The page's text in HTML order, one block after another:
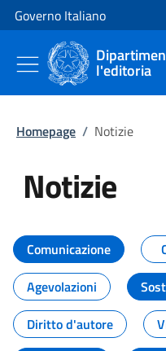
Vai al contenuto
Vai alla navigazione del sito
Governo Italiano
l'editoria
Homepage / Notizie
Notizie
Tutti i
Comunicazione
Agevolazioni
Diritto d'autore